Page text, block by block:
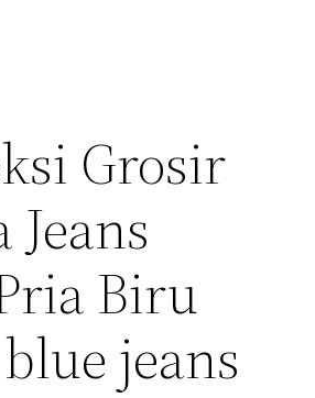
Grosir
Jeans
Biru
jeans